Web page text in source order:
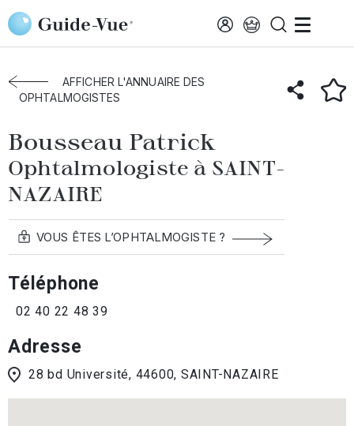
Aller au contenu principal
Accueil Annuaire des ophtalmologistes
Saint-Nazaire
Bousseau Patrick
AFFICHER L'ANNUAIRE DES
OPHTALMOGISTES
Bousseau Patrick
Ophtalmologiste à SAINT-
NAZAIRE
VOUS ÊTES L’OPHTALMOGISTE ?
Téléphone
02 40 22 48 39
Adresse
28 bd Université, 44600, SAINT-NAZAIRE